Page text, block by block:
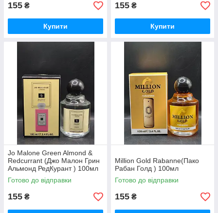
155 ₴
Купити
155 ₴
Купити
Jo Malone Green Almond &
Redcurrant (Джо Малон Грин
Альмонд РедКурант ) 100мл
Готово до відправки
155 ₴
Million Gold Rabanne(Пако
Рабан Голд ) 100мл
Готово до відправки
155 ₴